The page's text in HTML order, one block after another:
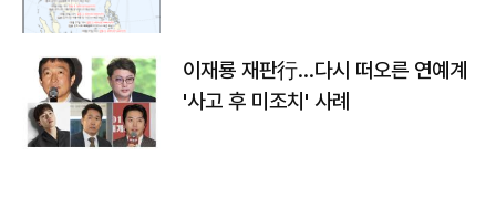
이재룡 재판行…다시 떠오른 연예계
'사고 후 미조치' 사례